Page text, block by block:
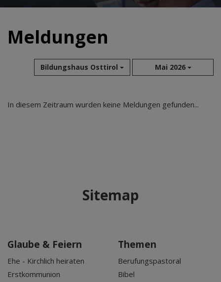
Meldungen
Bildungshaus Osttirol Mai 2026
Aug 2026
Sep 2025
In diesem Zeitraum wurden keine Meldungen gefunden...
Sitemap
Glaube & Feiern
Ehe - Kirchlich heiraten
Erstkommunion
Themen
Berufungspastoral
Bibel